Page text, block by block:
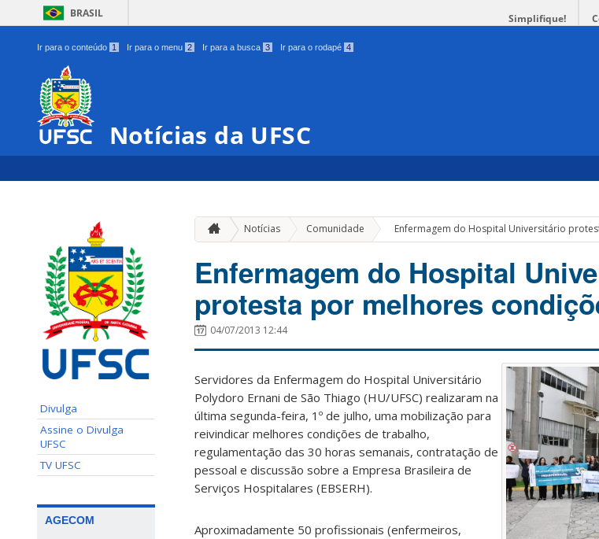
BRASIL Simplifique!
Ir para o conteúdo 1 Ir para o menu 2 Ir para a busca 3 Ir para o rodapé 4
Notícias da UFSC
Divulga
Assine o Divulga
UFSC
TV UFSC
AGECOM
Notícias Comunidade » Enfermagem do Hospital Universitário
Enfermagem do Hospital
protesta por melhores
04/07/2013 12:44
Servidores da Enfermagem do Hospital Universitário
Polydoro Ernani de São Thiago (HU/UFSC) realizaram na
última segunda-feira, 1º de julho, uma mobilização para
reivindicar melhores condições de trabalho,
regulamentação das 30 horas semanais, contratação de
pessoal e discussão sobre a Empresa Brasileira de
Serviços Hospitalares (EBSERH).
Aproximadamente 50 profissionais (enfermeiros,